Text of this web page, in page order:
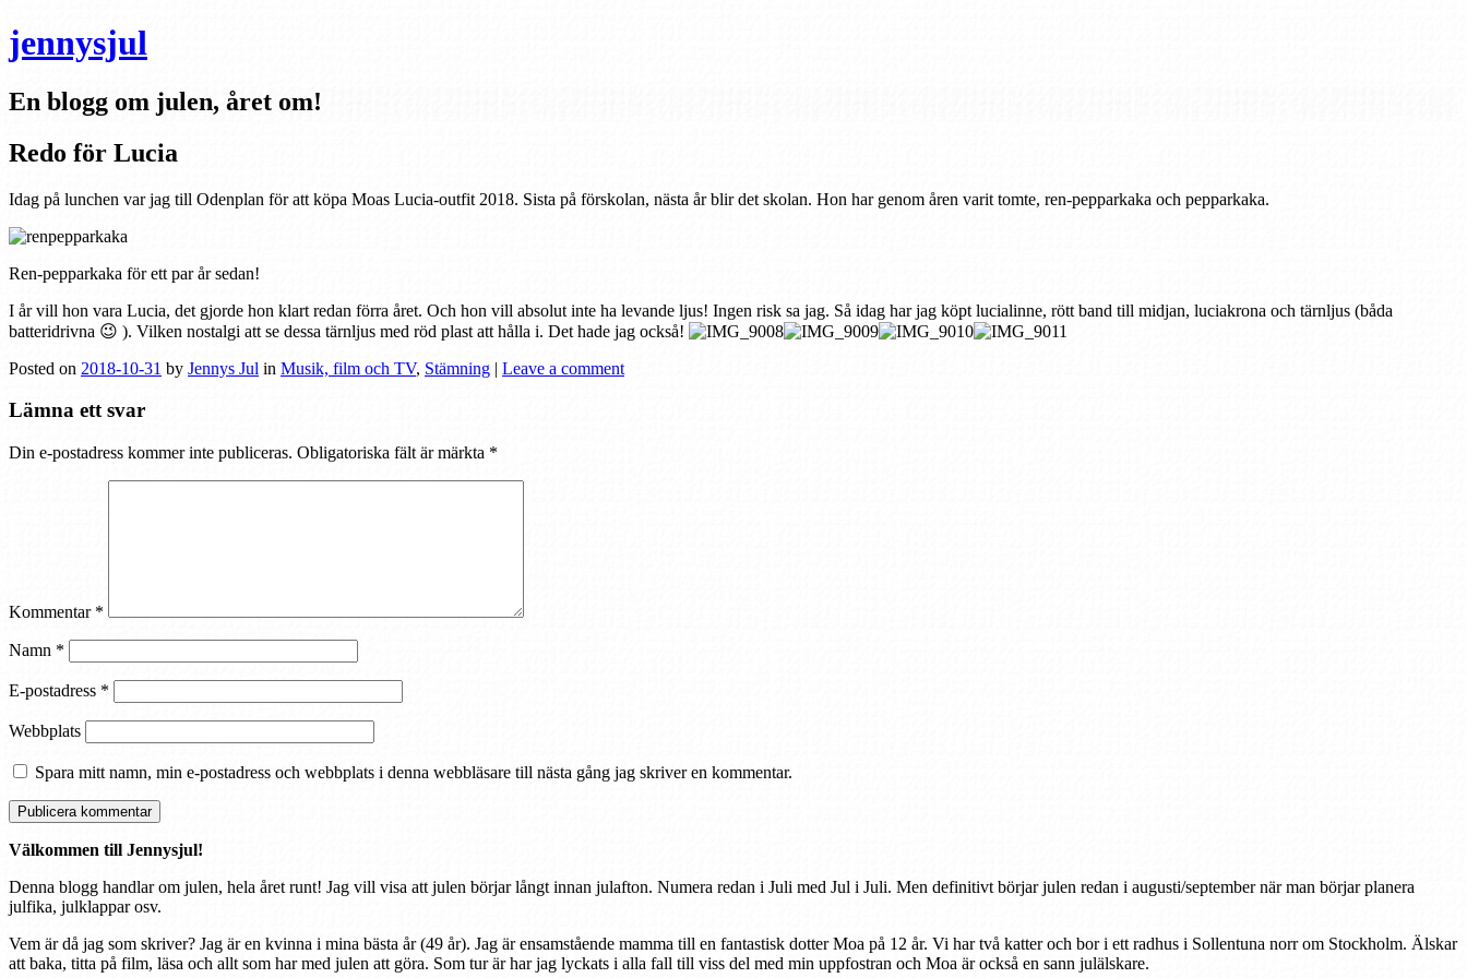
jennysjul
En blogg om julen, året om!
Redo för Lucia
Idag på lunchen var jag till Odenplan för att köpa Moas Lucia-outfit 2018. Sista på förskolan, nästa år blir det skolan. Hon har genom åren varit tomte, ren-pepparkaka och pepparkaka.
Ren-pepparkaka för ett par år sedan!
I år vill hon vara Lucia, det gjorde hon klart redan förra året. Och hon vill absolut inte ha levande ljus! Ingen risk sa jag. Så idag har jag köpt lucialinne, rött band till midjan, luciakrona och tärnljus (båda
batteridrivna 😉 ). Vilken nostalgi att se dessa tärnljus med röd plast att hålla i. Det hade jag också!
Posted on 2018-10-31 by Jennys Jul in Musik, film och TV, Stämning | Leave a comment
Lämna ett svar
Din e-postadress kommer inte publiceras. Obligatoriska fält är märkta *
Kommentar *
Namn *
E-postadress *
Webbplats
Spara mitt namn, min e-postadress och webbplats i denna webbläsare till nästa gång jag skriver en kommentar.
Välkommen till Jennysjul!
Denna blogg handlar om julen, hela året runt! Jag vill visa att julen börjar långt innan julafton. Numera redan i Juli med Jul i Juli. Men definitivt börjar julen redan i augusti/september när man börjar planera
julfika, julklappar osv.
Vem är då jag som skriver? Jag är en kvinna i mina bästa år (49 år). Jag är ensamstående mamma till en fantastisk dotter Moa på 12 år. Vi har två katter och bor i ett radhus i Sollentuna norr om Stockholm. Älskar
att baka, titta på film, läsa och allt som har med julen att göra. Som tur är har jag lyckats i alla fall till viss del med min uppfostran och Moa är också en sann julälskare.